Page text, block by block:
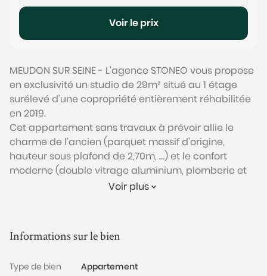
Voir le prix
MEUDON SUR SEINE - L'agence STONEO vous propose
en exclusivité un studio de 29m² situé au 1 étage
surélevé d’une copropriété entièrement réhabilitée
en 2019.
Cet appartement sans travaux à prévoir allie le
charme de l’ancien (parquet massif d’origine,
hauteur sous plafond de 2,70m, ...) et le confort
moderne (double vitrage aluminium, plomberie et
électricité aux normes…).
bétonnée de près de 4m² complète ce bien.
grâce aux grandes ouvertures et à l’exposition ouest
Voir plus
Informations sur le bien
Type de bien
Appartement